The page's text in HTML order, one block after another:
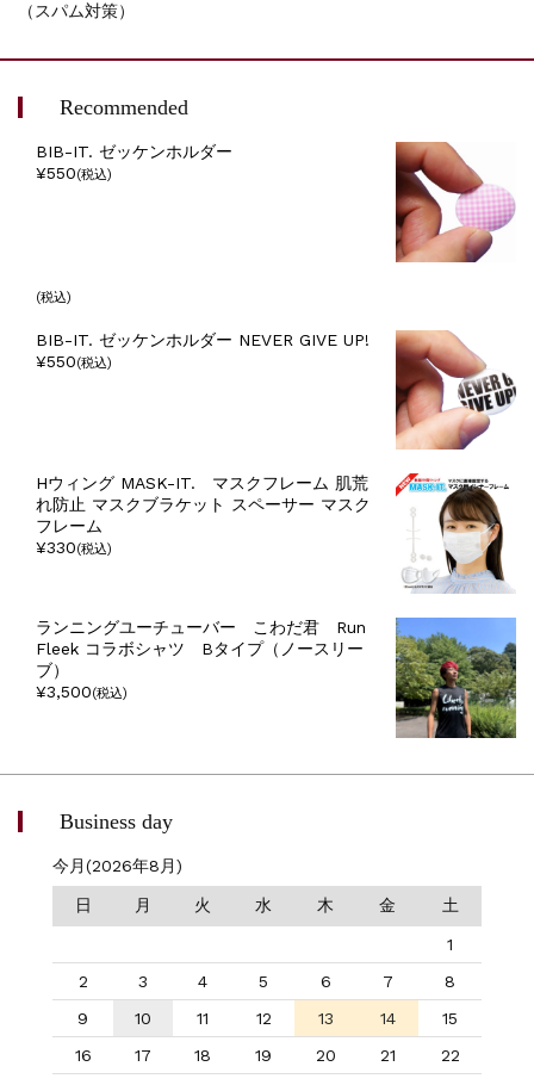
（スパム対策）
Recommended
BIB-IT. ゼッケンホルダー
¥550(税込)
(税込)
BIB-IT. ゼッケンホルダー NEVER GIVE UP!
¥550(税込)
Hウィング MASK-IT. マスクフレーム 肌荒
れ防止 マスクブラケット スペーサー マスク
フレーム
¥330(税込)
ランニングユーチューバー こわだ君 Run
Fleek コラボシャツ Bタイプ（ノースリー
ブ）
¥3,500(税込)
Business day
今月(2026年8月)
日 月 火 水 木 金 土
1
2
3 4 5 6 7
8
9
10 11 12 13 14
15
16
17 18 19 20 21
22